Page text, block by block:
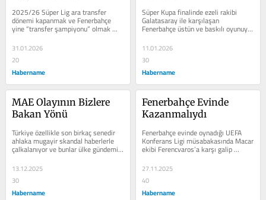
2025/26 Süper Lig ara transfer
dönemi kapanmak ve Fenerbahçe
yine “transfer şampiyonu” olmak
üzere. 45 yıldır Fenerbahçeliyim ve
kulübü...
31.01.2026
20
Habername
Süper Kupa finalinde ezeli rakibi
Galatasaray ile karşılaşan
Fenerbahçe üstün ve baskılı oyunuyla
fazlasıyla hakettiği kupayı
kazanarak...
11.01.2026
30
Habername
MAE Olayının Bizlere
Bakan Yönü
Türkiye özellikle son birkaç senedir
ahlaka mugayir skandal haberlerle
çalkalanıyor ve bunlar ülke gündemini
ele geçirmiş durumda. Önce...
13.12.2025
30
Habername
Fenerbahçe Evinde
Kazanmalıydı
Fenerbahçe evinde oynadığı UEFA
Konferans Ligi müsabakasında Macar
ekibi Ferencvaros’a karşı galip
gelmeliydi ama bir puana razı oldu....
27.11.2025
40
Habername